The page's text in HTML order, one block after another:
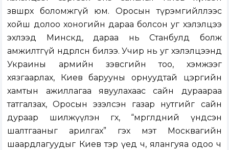
зөвшөөрөх боломжгүй юм. Оросын түрэмгийллээс
хойш долоо хоногийн дараа болсон уг хэлэлцээ
эхлээд Минскд, дараа нь Станбулд болж
амжилтгүй өндөрлөсөн билээ. Учир нь уг хэлэлцээнд
Украины армийн зэвсгийн тоо, хэмжээг
хязгаарлах, Киев барууны орнуудтай цэргийн
хамтын ажиллагаа явуулахаас сайн дураараа
татгалзах, Оросын эзэлсэн газар нутгийг сайн
дураар шилжүүлэн өгөх, “мөргөлдөөний үндсэн
шалтгааныг арилгах” гэх мэт Москвагийн
шаардлагуудыг Киев тэр үед ч, ялангуяа одоо ч